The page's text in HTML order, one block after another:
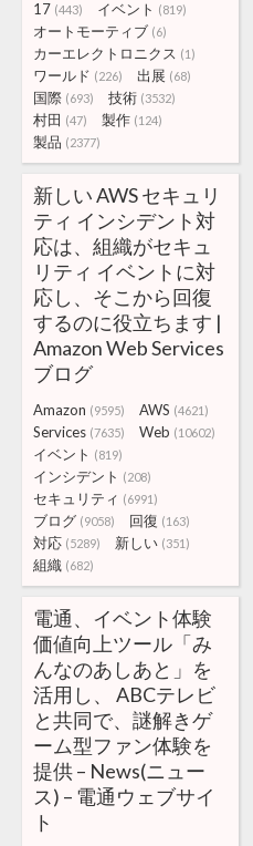
17 (443) イベント (819)
オートモーティブ (6)
カーエレクトロニクス (1)
ワールド (226) 出展 (68)
国際 (693) 技術 (3532)
村田 (47) 製作 (124)
製品 (2377)
新しい AWS セキュリ
ティ インシデント対
応は、組織がセキュ
リティ イベントに対
応し、そこから回復
するのに役立ちます |
Amazon Web Services
ブログ
Amazon (9595) AWS (4621)
Services (7635) Web (10602)
イベント (819)
インシデント (208)
セキュリティ (6991)
ブログ (9058) 回復 (163)
対応 (5289) 新しい (351)
組織 (682)
電通、イベント体験
価値向上ツール「み
んなのあしあと」を
活用し、 ABCテレビ
と共同で、謎解きゲ
ーム型ファン体験を
提供 – News(ニュー
ス) – 電通ウェブサイ
ト